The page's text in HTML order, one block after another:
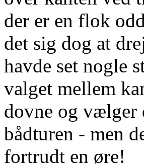
der er en flok
det sig dog at
havde set nogle
valget mellem
dovne og vælger
bådturen - men
fortrudt en øre!